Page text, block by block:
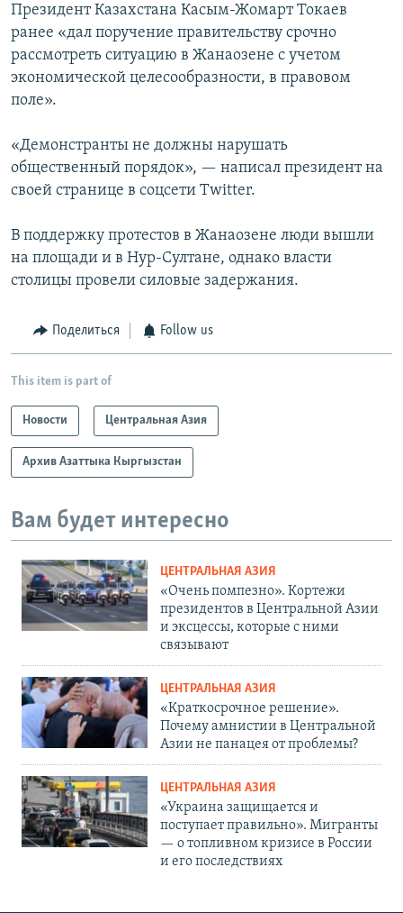
Президент Казахстана Касым-Жомарт Токаев
ранее «дал поручение правительству срочно
рассмотреть ситуацию в Жанаозене с учетом
экономической целесообразности, в правовом
поле».
«Демонстранты не должны нарушать
общественный порядок», — написал президент на
своей странице в соцсети Twitter.
В поддержку протестов в Жанаозене люди вышли
на площади и в Нур-Султане, однако власти
столицы провели силовые задержания.
Поделиться Follow us
This item is part of
Новости Центральная Азия
Архив Азаттыка Кыргызстан
Вам будет интересно
ЦЕНТРАЛЬНАЯ АЗИЯ
«Очень помпезно». Кортежи
президентов в Центральной Азии
и эксцессы, которые с ними
связывают
ЦЕНТРАЛЬНАЯ АЗИЯ
«Краткосрочное решение».
Почему амнистии в Центральной
Азии не панацея от проблемы?
ЦЕНТРАЛЬНАЯ АЗИЯ
«Украина защищается и
поступает правильно». Мигранты
— о топливном кризисе в России
и его последствиях